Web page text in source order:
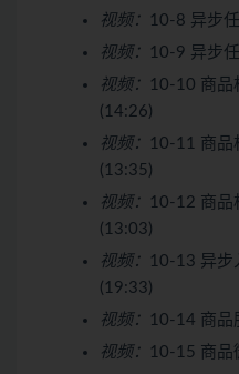
视频：
10-8 异步
视频：
10-9 异步
视频：
10-10 商品
(14:26)
视频：
10-11 商品
(13:35)
视频：
10-12 商品
(13:03)
视频：
10-13 异步
(19:33)
视频：
10-14 商品
视频：
10-15 商品